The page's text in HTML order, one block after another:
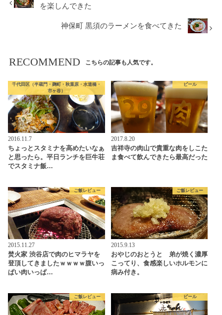
を楽しんできた
神保町 黒須のラーメンを食べてきた
RECOMMEND こちらの記事も人気です。
千代田区（半蔵門・麹町・秋葉原・水道橋・
市ヶ谷）
2016.11.7
ちょっとスタミナを高めたいなぁ
と思ったら。平日ランチを巨牛荘
でスタミナ飯…
ビール
2017.8.20
吉祥寺の肉山で貴重な肉をしこた
ま食べて飲んできたら最高だった
ご飯レビュー
2015.11.27
焚火家 渋谷店で肉のヒマラヤを
登頂してきましたｗｗｗｗ腹いっ
ぱい肉いっぱ…
ご飯レビュー
2015.9.13
おやじのおとうと 弟が焼く濃厚
こってり、食感楽しいホルモンに
病み付き。
ご飯レビュー ビール